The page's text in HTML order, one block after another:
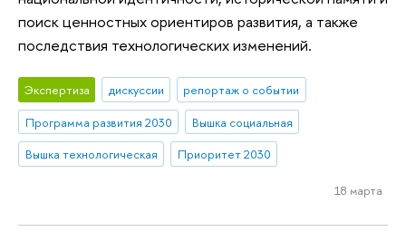
поиск ценностных ориентиров развития, а также
последствия технологических изменений.
Экспертиза дискуссии
репортаж о событии
Программа развития 2030
Вышка социальная
Вышка технологическая
Приоритет 2030
18 марта